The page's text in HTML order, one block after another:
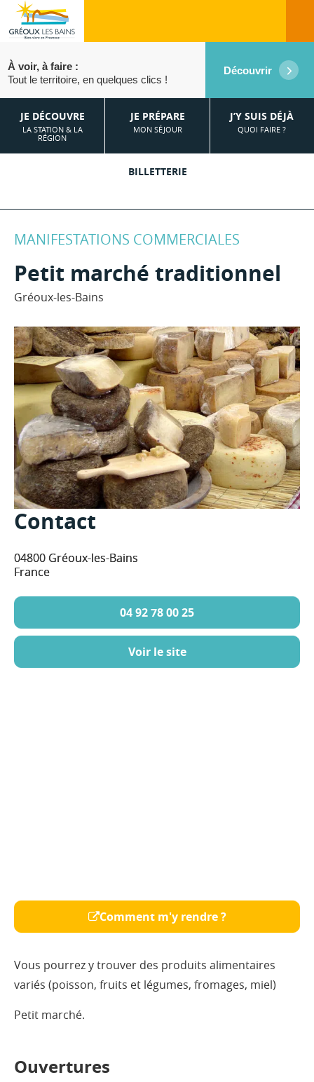
JE DÉCOUVRE
LA STATION & LA
RÉGION
JE PRÉPARE
MON SÉJOUR
J’Y SUIS DÉJÀ
QUOI FAIRE ?
BILLETTERIE
À voir, à faire :
Tout le territoire, en quelques clics !
Découvrir
MANIFESTATIONS COMMERCIALES
Petit marché traditionnel
Gréoux-les-Bains
Contact
04800 Gréoux-les-Bains
France
04 92 78 00 25
Voir le site
Comment m'y rendre ?
Vous pourrez y trouver des produits alimentaires
variés (poisson, fruits et légumes, fromages, miel)
Petit marché.
Ouvertures